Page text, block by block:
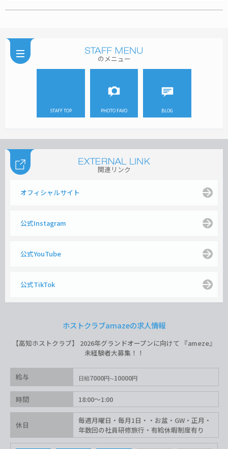
のメニュー
STAFF TOP PHOTO FAVO BLOG
関連リンク
オフィシャルサイト
公式Instagram
公式YouTube
公式TikTok
ホストクラブamazeの求人情報
【高知ホストクラブ】 2026年グランドオープンに向けて 『ameze』
未経験者大募集！！
給与 日給7000円 10000円
時間 18:00〜1:00
休日
毎週月曜日・毎月1日・・お盆・GW・正月・
年数回の社員研修旅行・有給休暇制度有り